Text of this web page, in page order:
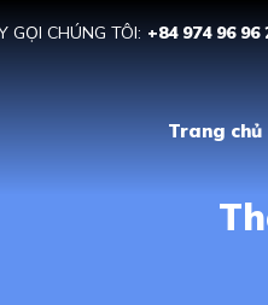
GỌI CHÚNG TÔI: +84 974 96 96
Trang chủ